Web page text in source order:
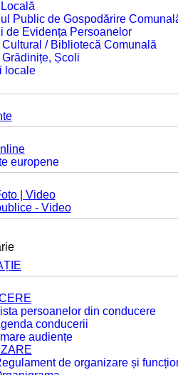
Public de Gospodărire
de Evidența Persoanelor
/ Bibliotecă Comunală
Școli
locale
europene
| Video
- Video
persoanelor din conducere
conducerii
audiențe
de organizare și